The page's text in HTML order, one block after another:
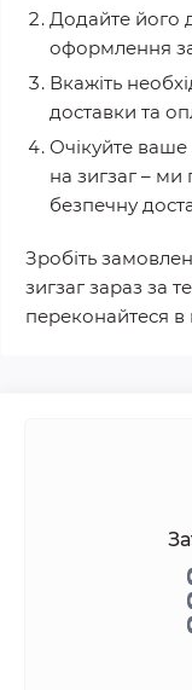
Додайте його
оформлення
Вкажіть
доставки та
Очікуйте
на зигзаг – ми
безпечну
Зробіть
зигзаг зараз за
переконайтеся в